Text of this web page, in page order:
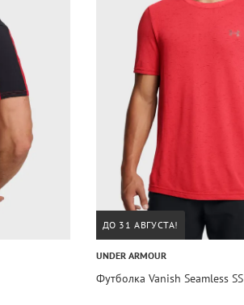
ДО 31 АВГУСТА!
UNDER ARMOUR
Футболка Vanish Seamless SS